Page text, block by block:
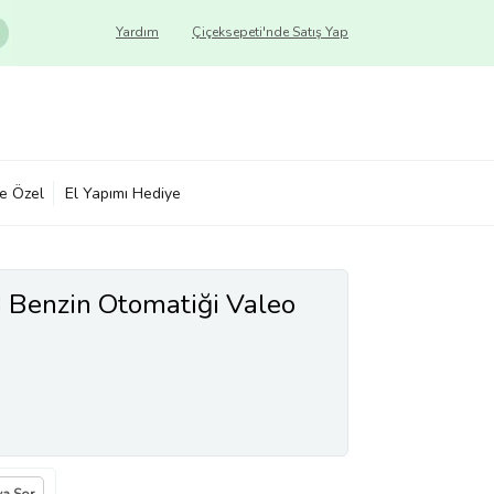
Çiçeksepeti'nde Satış Yap
Yardım
Özel El Yapımı Hediye
Otomatiği Valeo